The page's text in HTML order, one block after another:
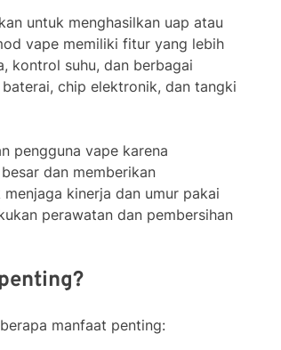
untuk menghasilkan uap atau
vape memiliki fitur yang lebih
kontrol suhu, dan berbagai
chip elektronik, dan tangki
pengguna vape karena
dan memberikan
kinerja dan umur pakai
perawatan dan pembersihan
manfaat penting: